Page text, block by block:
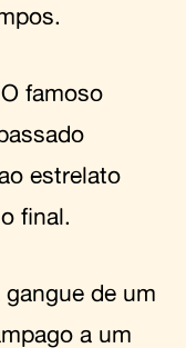
famoso
estrelato
final.
de um
a um